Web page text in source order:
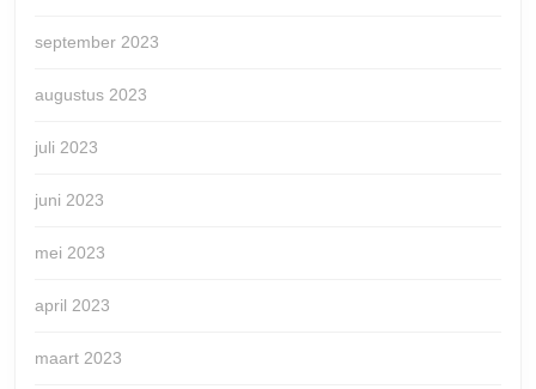
september 2023
augustus 2023
juli 2023
juni 2023
mei 2023
april 2023
maart 2023